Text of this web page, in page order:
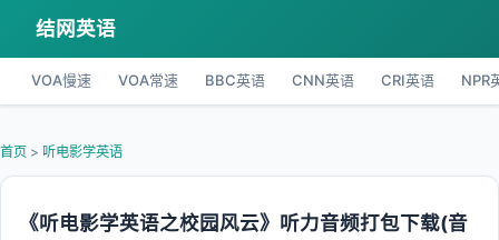
结网英语
VOA慢速 VOA常速 BBC英语 CNN英语 CRI英语 NPR
首页 > 听电影学英语
《听电影学英语之校园风云》听力音频打包下载(音